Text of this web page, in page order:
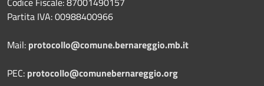
Partita IVA: 00988400966
Mail: protocollo@comune.bernareggio.mb.it
PEC: protocollo@comunebernareggio.org